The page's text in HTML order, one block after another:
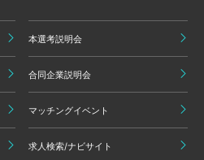
本選考説明会
合同企業説明会
マッチングイベント
求人検索/ナビサイト